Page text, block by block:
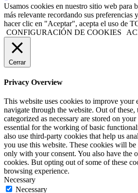
Usamos cookies en nuestro sitio web para
más relevante recordando sus preferencias
hacer clic en "Aceptar", acepta el uso de
CONFIGURACIÓN DE COOKIES
Cerrar
Privacy Overview
This website uses cookies to improve your
navigate through the website. Out of these,
categorized as necessary are stored on
essential for the working of basic
also use third-party cookies that help us
you use this website. These cookies will
only with your consent. You also have the
cookies. But opting out of some of these
browsing experience.
Necessary
Necessary